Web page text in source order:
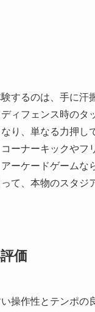
するのは、手に
ィフェンス時の
り、単なる力押
ーナーキックや
ーケードゲーム
て、本物のスタジ
価
操作性とテンポの